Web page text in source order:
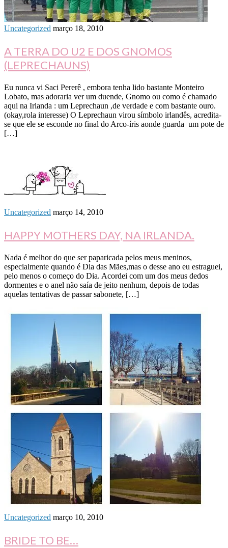
Uncategorized março 18, 2010
A TERRA DO U2 E DOS GNOMOS
(LEPRECHAUNS)
Eu nunca vi Saci Pererê , embora tenha lido bastante Monteiro
Lobato, mas adoraria ver um duende, Gnomo ou como é chamado
aqui na Irlanda : um Leprechaun ,de verdade e com bastante ouro.
(okay,rola interesse) O Leprechaun virou símbolo irlandês, acredita-
se que ele se esconde no final do Arco-íris aonde guarda um pote de
[…]
Uncategorized março 14, 2010
HAPPY MOTHERS DAY, NA IRLANDA.
Nada é melhor do que ser paparicada pelos meus meninos,
especialmente quando é Dia das Mães,mas o desse ano eu estraguei,
pelo menos o começo do Dia. Acordei com um dos meus dedos
dormentes e o anel não saía de jeito nenhum, depois de todas
aquelas tentativas de passar sabonete, […]
Uncategorized março 10, 2010
BRIDE TO BE…